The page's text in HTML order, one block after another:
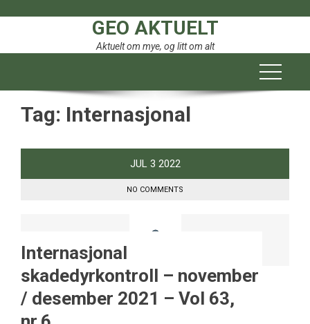
GEO AKTUELT
Aktuelt om mye, og litt om alt
Tag: Internasjonal
JUL 3 2022
NO COMMENTS
Internasjonal
skadedyrkontroll – november
/ desember 2021 – Vol 63,